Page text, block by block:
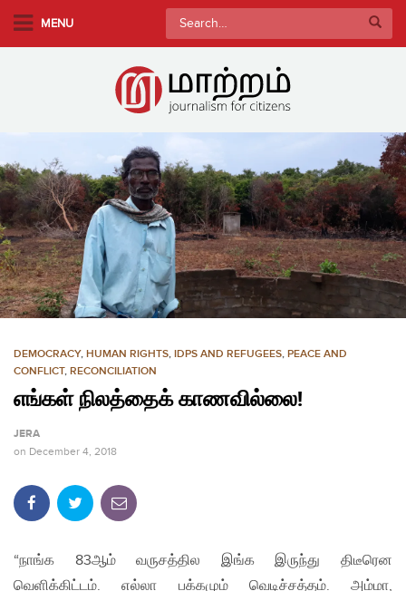
a
i
n
c
o
n
t
MENU
Search
for:
DEMOCRACY, HUMAN RIGHTS, IDPS AND REFUGEES, PEACE AND
CONFLICT, RECONCILIATION
எங்கள் நிலத்தைக் காணவில்லை!
JERA
on December 4, 2018
“நாங்க 83ஆம் வருசத்தில இங்க இருந்து திடீரென
வெளிக்கிட்டம். எல்லா பக்கமும் வெடிச்சத்தம். அம்மா,